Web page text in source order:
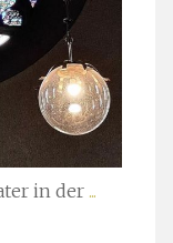
in der ...